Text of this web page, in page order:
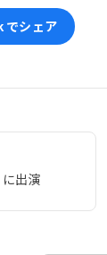
シェア
出演